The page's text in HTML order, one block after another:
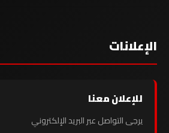
الإعلانات
للإعلان معنا
يرجى التواصل عبر البريد الإلكتروني